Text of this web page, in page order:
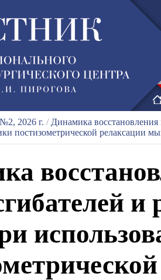
2026 г. / Динамика
постизометрической релаксации
и